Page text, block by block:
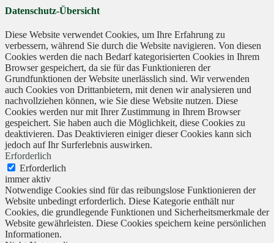
Datenschutz-Übersicht
Diese Website verwendet Cookies, um Ihre Erfahrung zu
verbessern, während Sie durch die Website navigieren. Von diesen
Cookies werden die nach Bedarf kategorisierten Cookies in Ihrem
Browser gespeichert, da sie für das Funktionieren der
Grundfunktionen der Website unerlässlich sind. Wir verwenden
auch Cookies von Drittanbietern, mit denen wir analysieren und
nachvollziehen können, wie Sie diese Website nutzen. Diese
Cookies werden nur mit Ihrer Zustimmung in Ihrem Browser
gespeichert. Sie haben auch die Möglichkeit, diese Cookies zu
deaktivieren. Das Deaktivieren einiger dieser Cookies kann sich
jedoch auf Ihr Surferlebnis auswirken.
Erforderlich
Erforderlich
immer aktiv
Notwendige Cookies sind für das reibungslose Funktionieren der
Website unbedingt erforderlich. Diese Kategorie enthält nur
Cookies, die grundlegende Funktionen und Sicherheitsmerkmale der
Website gewährleisten. Diese Cookies speichern keine persönlichen
Informationen.